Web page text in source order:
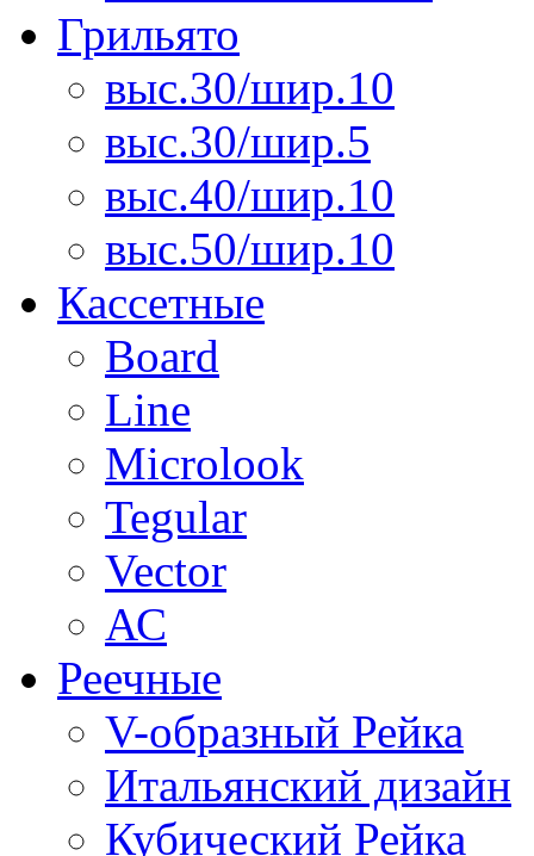
Грильято
выс.30/шир.10
выс.30/шир.5
выс.40/шир.10
выс.50/шир.10
Кассетные
Board
Line
Microlook
Tegular
Vector
АС
Реечные
V-образный Рейка
Итальянский дизайн
Кубический Рейка